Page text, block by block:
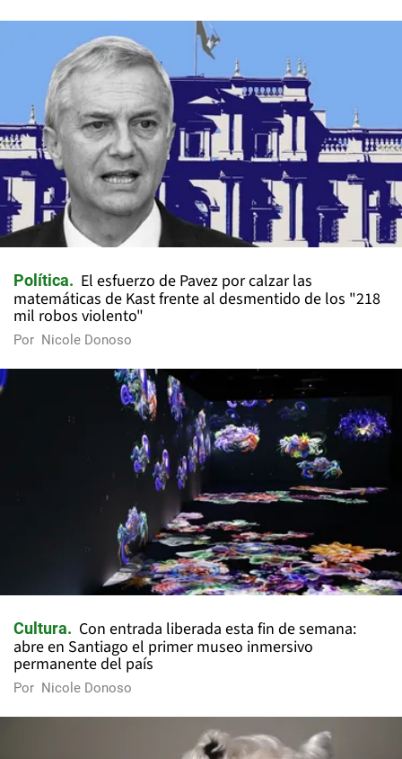
Política
El esfuerzo de Pavez por calzar las
matemáticas de Kast frente al desmentido de los "218
mil robos violento"
Por Nicole Donoso
Cultura
Con entrada liberada esta fin de semana:
abre en Santiago el primer museo inmersivo
permanente del país
Por Nicole Donoso